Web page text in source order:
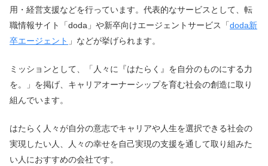
用・経営支援などを行っています。代表的なサービスとして、転
職情報サイト「doda」や新卒向けエージェントサービス「doda新
卒エージェント 」などが挙げられます。
ミッションとして、「人々に『はたらく』を自分のものにする力
を。」を掲げ、キャリアオーナーシップを育む社会の創造に取り
組んでいます。
はたらく人々が自分の意志でキャリアや人生を選択できる社会の
実現したい人、人々の幸せを自己実現の支援を通して取り組みた
い人におすすめの会社です。